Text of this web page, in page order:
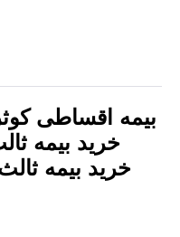
بیمه اقساطی
خرید بیمه
خرید بیمه